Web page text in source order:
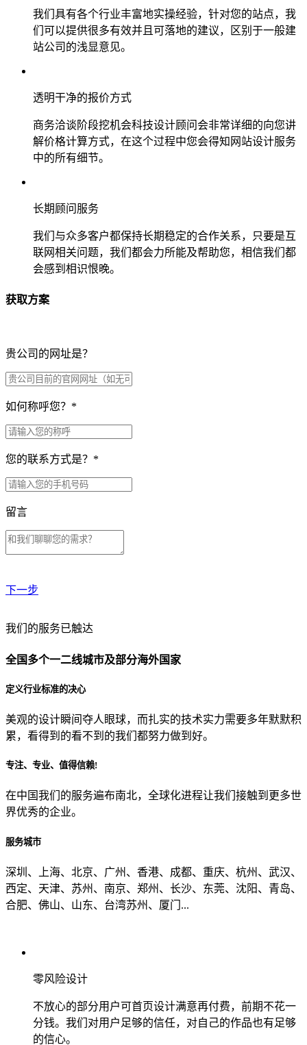
我们具有各个行业丰富地实操经验，针对您的站点，我
们可以提供很多有效并且可落地的建议，区别于一般建
站公司的浅显意见。
透明干净的报价方式
商务洽谈阶段挖机会科技设计顾问会非常详细的向您讲
解价格计算方式，在这个过程中您会得知网站设计服务
中的所有细节。
长期顾问服务
我们与众多客户都保持长期稳定的合作关系，只要是互
联网相关问题，我们都会力所能及帮助您，相信我们都
会感到相识恨晚。
获取方案
贵公司的网址是？
如何称呼您？ *
您的联系方式是？ *
留言
下一步
贵公司预算范围是？
贵公司的团队规模是？
目前主要的营销渠道是？
我们的服务已触达
全国多个一二线城市及部分海外国家
定义行业标准的决心
美观的设计瞬间夺人眼球，而扎实的技术实力需要多年默默积
累，看得到的看不到的我们都努力做到好。
专注、专业、值得信赖!
在中国我们的服务遍布南北，全球化进程让我们接触到更多世
界优秀的企业。
服务城市
深圳、上海、北京、广州、香港、成都、重庆、杭州、武汉、
西定、天津、苏州、南京、郑州、长沙、东莞、沈阳、青岛、
合肥、佛山、山东、台湾苏州、厦门...
零风险设计
不放心的部分用户可首页设计满意再付费，前期不花一
分钱。我们对用户足够的信任，对自己的作品也有足够
的信心。